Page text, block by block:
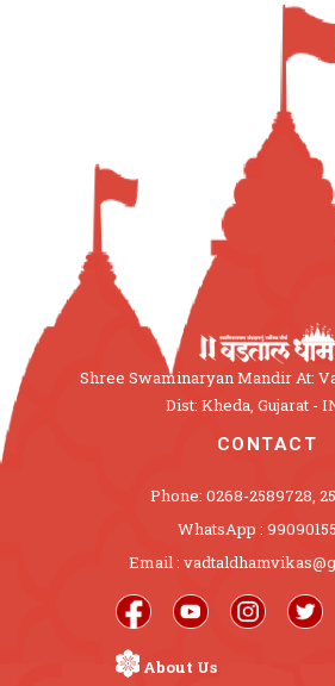
Shree Swaminaryan Mandir At:
Dist: Kheda, Gujarat -
CONTACT
Phone: 0268-2589728,
WhatsApp :
Email :
About Us